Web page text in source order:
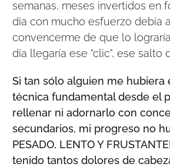
semanas, meses invertidos en
día con mucho esfuerzo debía
convencerme de que lo
día llegaría ese "clic", ese salto
Si tan sólo alguien me hubiera
técnica fundamental desde el
rellenar ni adornarlo con
secundarios, mi progreso no
PESADO, LENTO Y
tenido tantos dolores de